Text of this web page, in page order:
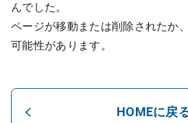
んでした。
ページが移動または削除されたか
可能性があります。
HOMEに戻